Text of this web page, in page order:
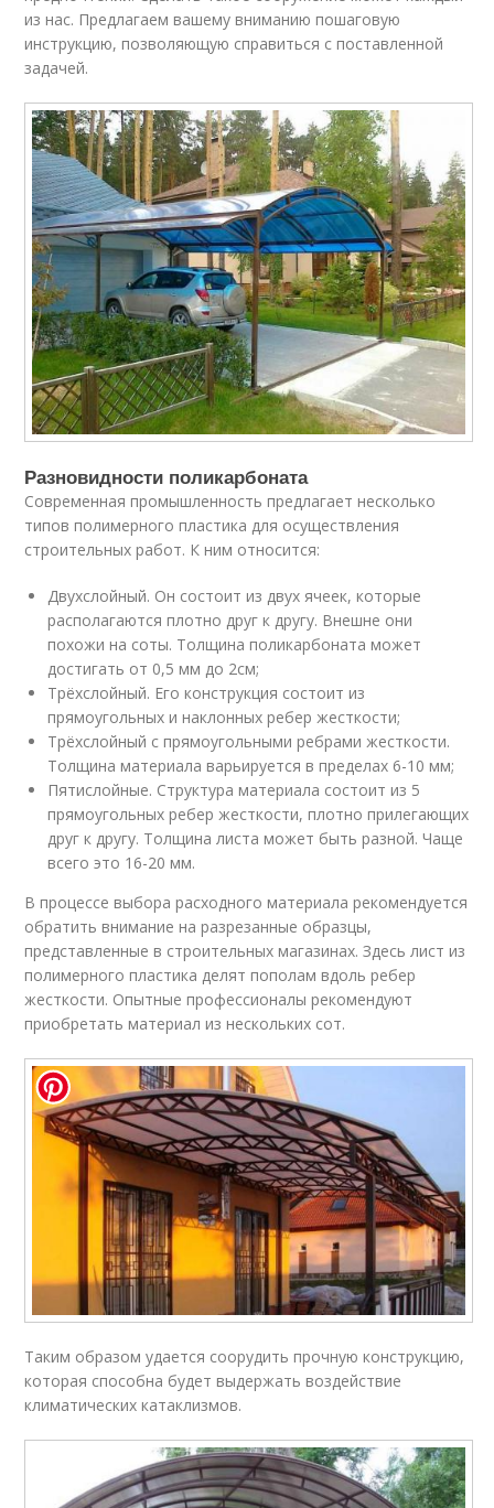
из нас. Предлагаем вашему вниманию пошаговую
инструкцию, позволяющую справиться с поставленной
задачей.
Разновидности поликарбоната
Современная промышленность предлагает несколько
типов полимерного пластика для осуществления
строительных работ. К ним относится:
Двухслойный. Он состоит из двух ячеек, которые
располагаются плотно друг к другу. Внешне они
похожи на соты. Толщина поликарбоната может
достигать от 0,5 мм до 2см;
Трёхслойный. Его конструкция состоит из
прямоугольных и наклонных ребер жесткости;
Трёхслойный с прямоугольными ребрами жесткости.
Толщина материала варьируется в пределах 6-10 мм;
Пятислойные. Структура материала состоит из 5
прямоугольных ребер жесткости, плотно прилегающих
друг к другу. Толщина листа может быть разной. Чаще
всего это 16-20 мм.
В процессе выбора расходного материала рекомендуется
обратить внимание на разрезанные образцы,
представленные в строительных магазинах. Здесь лист из
полимерного пластика делят пополам вдоль ребер
жесткости. Опытные профессионалы рекомендуют
приобретать материал из нескольких сот.
Таким образом удается соорудить прочную конструкцию,
которая способна будет выдержать воздействие
климатических катаклизмов.